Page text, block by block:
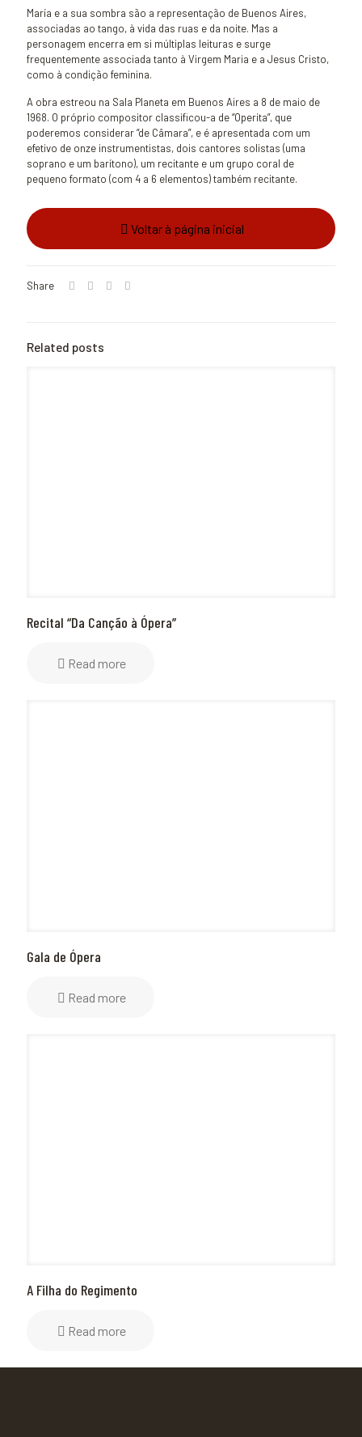
María e a sua sombra são a representação de Buenos Aires,
associadas ao tango, à vida das ruas e da noite. Mas a
personagem encerra em si múltiplas leituras e surge
frequentemente associada tanto à Virgem Maria e a Jesus Cristo,
como à condição feminina.
A obra estreou na Sala Planeta em Buenos Aires a 8 de maio de
1968. O próprio compositor classificou-a de “Operita”, que
poderemos considerar “de Câmara”, e é apresentada com um
efetivo de onze instrumentistas, dois cantores solistas (uma
soprano e um barítono), um recitante e um grupo coral de
pequeno formato (com 4 a 6 elementos) também recitante.
Voltar à página inicial
Share
Related posts
Recital “Da Canção à Ópera”
Read more
Gala de Ópera
Read more
A Filha do Regimento
Read more